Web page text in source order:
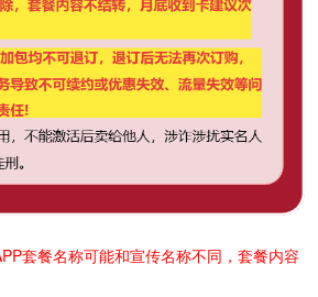
套餐名称可能和宣传名称不同，套餐内容